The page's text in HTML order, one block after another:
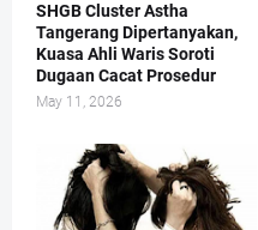
SHGB Cluster Astha
Tangerang Dipertanyakan,
Kuasa Ahli Waris Soroti
Dugaan Cacat Prosedur
May 11, 2026